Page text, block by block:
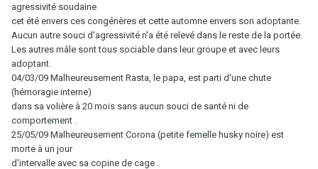
agressivité soudaine
cet été envers ces congénères et cette automne envers son adoptante.
Aucun autre souci d'agressivité n'a été relevé dans le reste de la portée.
Les autres mâle sont tous sociable dans leur groupe et avec leurs
adoptant.
04/03/09 Malheureusement Rasta, le papa, est parti d'une chute
(hémoragie interne)
dans sa volière à 20 mois sans aucun souci de santé ni de
comportement .
25/05/09 Malheureusement Corona (petite femelle husky noire) est
morte à un jour
d'intervalle avec sa copine de cage .